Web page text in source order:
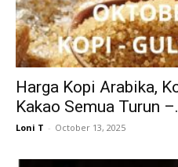
Harga Kopi Arabika,
Kakao Semua Turun
Loni T - October 13, 2025